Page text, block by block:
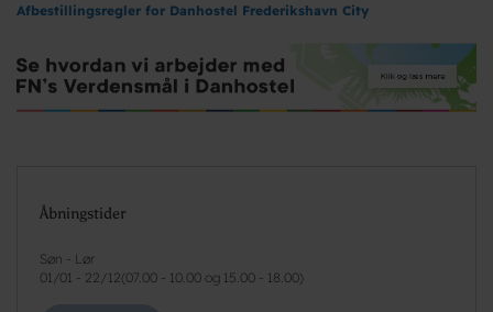
Afbestillingsregler for Danhostel Frederikshavn City
Åbningstider
Søn - Lør
01/01 - 22/12( 07.00 - 10.00 og 15.00 - 18.00)